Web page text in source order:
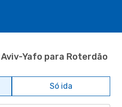
Yafo para Roterdão
Só ida